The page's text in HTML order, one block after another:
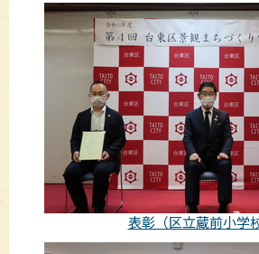
表彰（区立蔵前小学校